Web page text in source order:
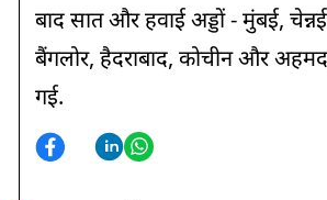
बाद सात और हवाई अड्डों - मुंबई,
बैंगलोर, हैदराबाद, कोचीन और
गई.